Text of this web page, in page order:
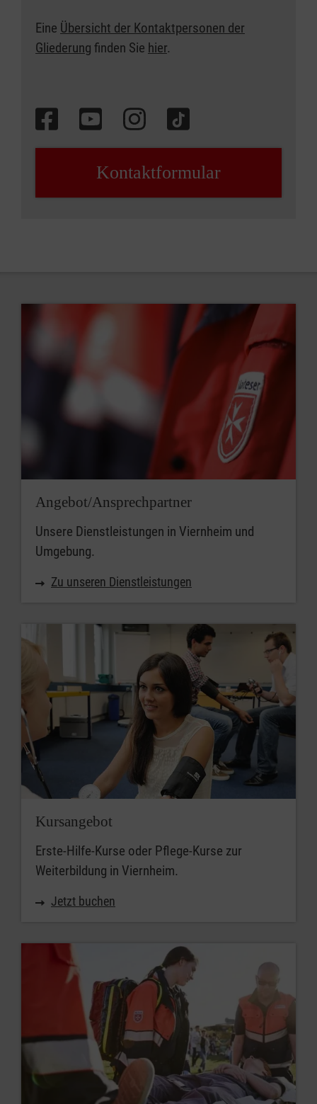
Eine Übersicht der Kontaktpersonen der
Gliederung finden Sie hier.
Kontaktformular
Angebot/Ansprechpartner
Unsere Dienstleistungen in Viernheim und
Umgebung.
Zu unseren Dienstleistungen
Kursangebot
Erste-Hilfe-Kurse oder Pflege-Kurse zur
Weiterbildung in Viernheim.
Jetzt buchen